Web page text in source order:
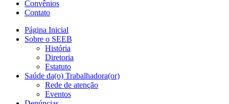
Convênios
Contato
Página Inicial
Sobre o SEEB
História
Diretoria
Estatuto
Saúde da(o) Trabalhadora(or)
Rede de atenção
Eventos